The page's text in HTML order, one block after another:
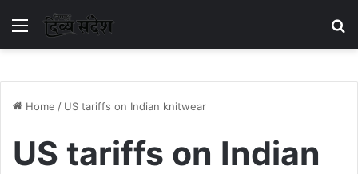
Menu
Home / US tariffs on Indian knitwear
US tariffs on Indian